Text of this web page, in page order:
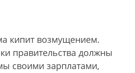
кипит возмущением.
правительства должны
своими зарплатами,